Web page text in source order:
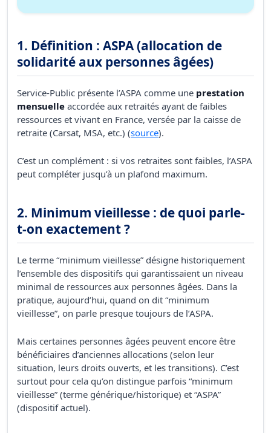
1. Définition : ASPA (allocation de
solidarité aux personnes âgées)
Service-Public présente l’ASPA comme une prestation
mensuelle accordée aux retraités ayant de faibles
ressources et vivant en France, versée par la caisse de
retraite (Carsat, MSA, etc.) (source).
C’est un complément : si vos retraites sont faibles, l’ASPA
peut compléter jusqu’à un plafond maximum.
2. Minimum vieillesse : de quoi parle-
t-on exactement ?
Le terme “minimum vieillesse” désigne historiquement
l’ensemble des dispositifs qui garantissaient un niveau
minimal de ressources aux personnes âgées. Dans la
pratique, aujourd’hui, quand on dit “minimum
vieillesse”, on parle presque toujours de l’ASPA.
Mais certaines personnes âgées peuvent encore être
bénéficiaires d’anciennes allocations (selon leur
situation, leurs droits ouverts, et les transitions). C’est
surtout pour cela qu’on distingue parfois “minimum
vieillesse” (terme générique/historique) et “ASPA”
(dispositif actuel).